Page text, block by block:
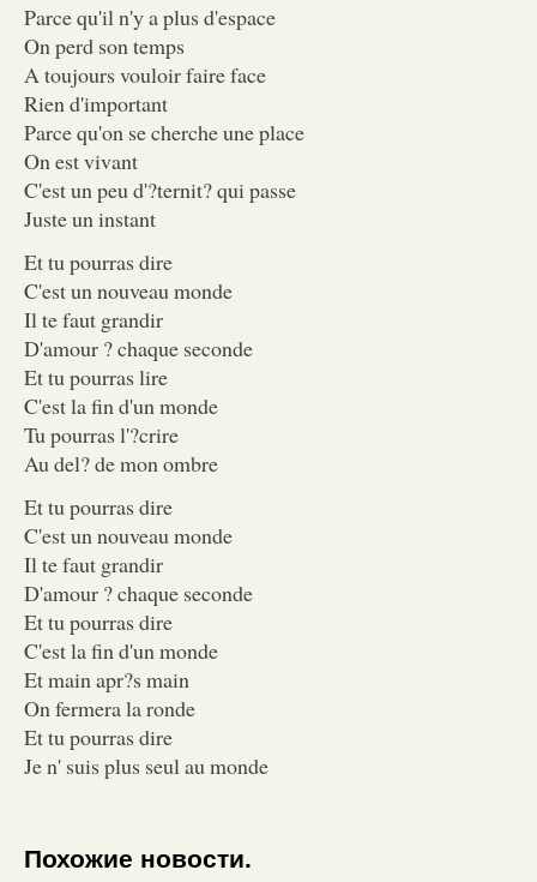
Parce qu'il n'y a plus d'espace
On perd son temps
A toujours vouloir faire face
Rien d'important
Parce qu'on se cherche une place
On est vivant
C'est un peu d'?ternit? qui passe
Juste un instant
Et tu pourras dire
C'est un nouveau monde
Il te faut grandir
D'amour ? chaque seconde
Et tu pourras lire
C'est la fin d'un monde
Tu pourras l'?crire
Au del? de mon ombre
Et tu pourras dire
C'est un nouveau monde
Il te faut grandir
D'amour ? chaque seconde
Et tu pourras dire
C'est la fin d'un monde
Et main apr?s main
On fermera la ronde
Et tu pourras dire
Je n' suis plus seul au monde
Похожие новости.